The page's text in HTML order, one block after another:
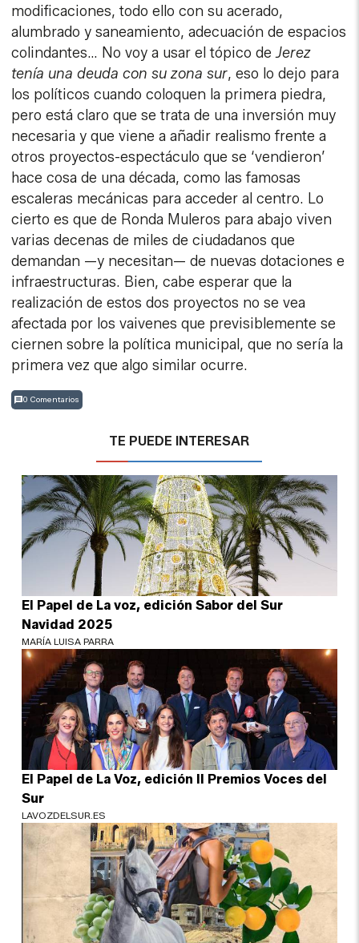
modificaciones, todo ello con su acerado,
alumbrado y saneamiento, adecuación de espacios
colindantes… No voy a usar el tópico deJerez
tenía una deuda con su zona sur, eso lo dejo para
los políticos cuando coloquen la primera piedra,
pero está claro que se trata de una inversión muy
necesaria y que viene a añadir realismo frente a
otros proyectos-espectáculo que se ‘vendieron’
hace cosa de una década, como las famosas
escaleras mecánicas para acceder al centro. Lo
cierto es que de Ronda Muleros para abajo viven
varias decenas de miles de ciudadanos que
demandan —y necesitan— de nuevas dotaciones e
infraestructuras. Bien, cabe esperar que la
realización de estos dos proyectos no se vea
afectada por los vaivenes que previsiblemente se
ciernen sobre la política municipal, que no sería la
primera vez que algo similar ocurre.
0 Comentarios
TE PUEDE INTERESAR
El Papel de La voz, edición Sabor del Sur
Navidad 2025
MARÍA LUISA PARRA
El Papel de La Voz, edición II Premios Voces del
Sur
LAVOZDELSUR.ES